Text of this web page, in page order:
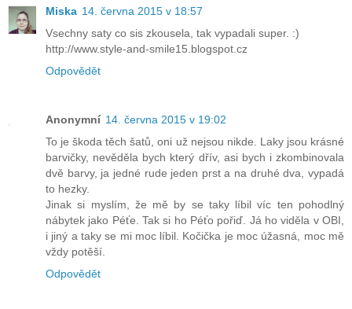
Miska 14. června 2015 v 18:57
Vsechny saty co sis zkousela, tak vypadali super. :)
http://www.style-and-smile15.blogspot.cz
Odpovědět
Anonymní 14. června 2015 v 19:02
To je škoda těch šatů, oni už nejsou nikde. Laky jsou krásné
barvičky, nevěděla bych který dřív, asi bych i zkombinovala
dvě barvy, ja jedné rude jeden prst a na druhé dva, vypadá
to hezky.
Jinak si myslím, že mě by se taky líbil víc ten pohodlný
nábytek jako Péťe. Tak si ho Péťo pořiď. Já ho viděla v OBI,
i jiný a taky se mi moc líbil. Kočička je moc úžasná, moc mě
vždy potěší.
Odpovědět